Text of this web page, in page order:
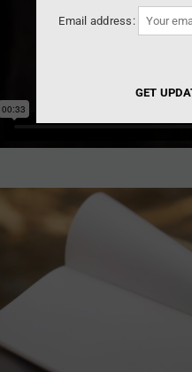
Email address:
GET